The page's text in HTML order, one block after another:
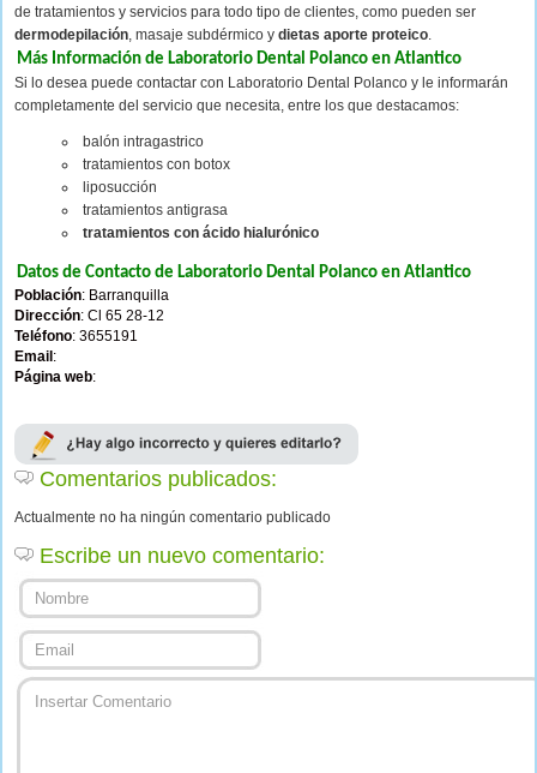
de tratamientos y servicios para todo tipo de clientes, como pueden ser
dermodepilación, masaje subdérmico y dietas aporte proteico.
Más Información de Laboratorio Dental Polanco en Atlantico
Si lo desea puede contactar con Laboratorio Dental Polanco y le informarán
completamente del servicio que necesita, entre los que destacamos:
balón intragastrico
tratamientos con botox
liposucción
tratamientos antigrasa
tratamientos con ácido hialurónico
Datos de Contacto de Laboratorio Dental Polanco en Atlantico
Población: Barranquilla
Dirección: Cl 65 28-12
Teléfono: 3655191
Email :
Página web:
Comentarios publicados:
Actualmente no ha ningún comentario publicado
Escribe un nuevo comentario: